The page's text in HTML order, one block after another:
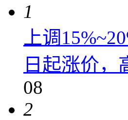
1
上调
日起涨价，
08
2